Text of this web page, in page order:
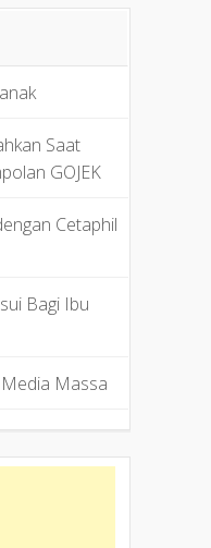
Saat
GOJEK
Cetaphil
Bagi Ibu
Massa